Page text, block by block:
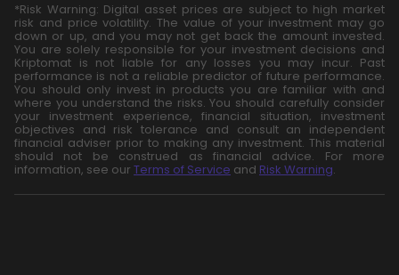
*Risk Warning: Digital asset prices are subject to high market
risk and price volatility. The value of your investment may go
down or up, and you may not get back the amount invested.
You are solely responsible for your investment decisions and
Kriptomat is not liable for any losses you may incur. Past
performance is not a reliable predictor of future performance.
You should only invest in products you are familiar with and
where you understand the risks. You should carefully consider
your investment experience, financial situation, investment
objectives and risk tolerance and consult an independent
financial adviser prior to making any investment. This material
should not be construed as financial advice. For more
information, see our Terms of Service and Risk Warning.